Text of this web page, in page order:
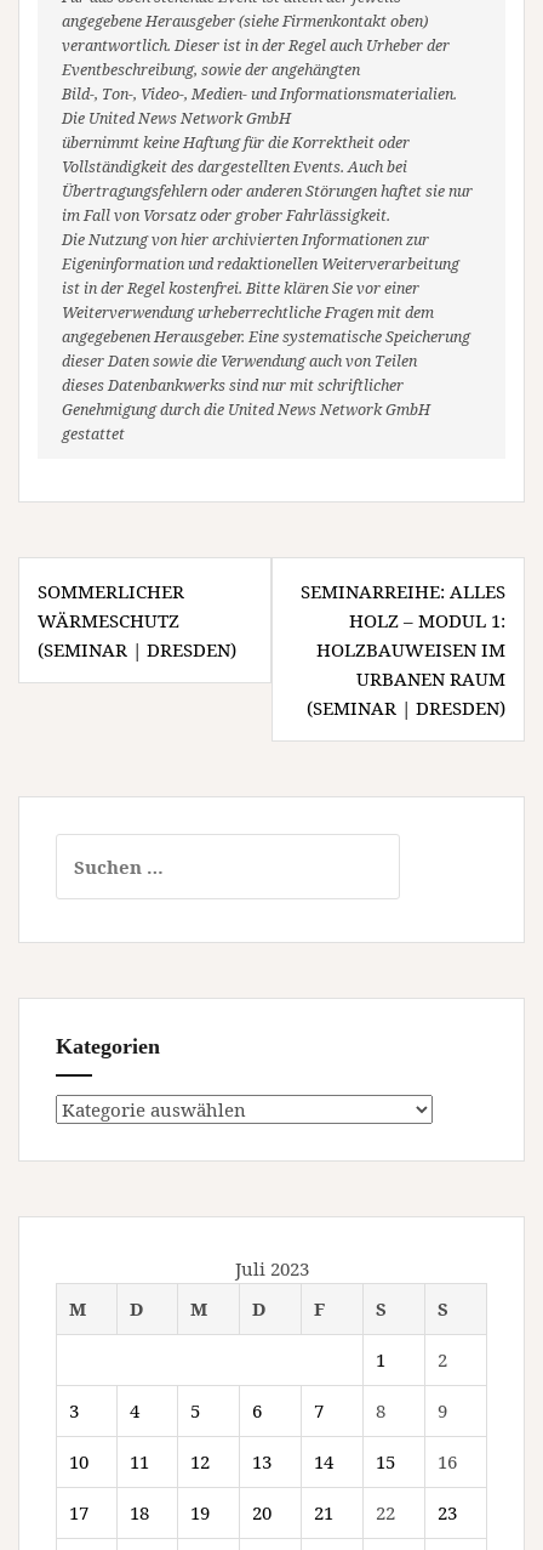
angegebene Herausgeber (siehe Firmenkontakt oben)
verantwortlich. Dieser ist in der Regel auch Urheber der
Eventbeschreibung, sowie der angehängten
Bild-, Ton-, Video-, Medien- und Informationsmaterialien.
Die United News Network GmbH
übernimmt keine Haftung für die Korrektheit oder
Vollständigkeit des dargestellten Events. Auch bei
Übertragungsfehlern oder anderen Störungen haftet sie nur
im Fall von Vorsatz oder grober Fahrlässigkeit.
Die Nutzung von hier archivierten Informationen zur
Eigeninformation und redaktionellen Weiterverarbeitung
ist in der Regel kostenfrei. Bitte klären Sie vor einer
Weiterverwendung urheberrechtliche Fragen mit dem
angegebenen Herausgeber. Eine systematische Speicherung
dieser Daten sowie die Verwendung auch von Teilen
dieses Datenbankwerks sind nur mit schriftlicher
Genehmigung durch die United News Network GmbH
gestattet
Beitragsnavigation
SOMMERLICHER
WÄRMESCHUTZ
(SEMINAR | DRESDEN)
SEMINARREIHE: ALLES
HOLZ – MODUL 1:
HOLZBAUWEISEN IM
URBANEN RAUM
(SEMINAR | DRESDEN)
nach:
Kategorien
Kategorien
Juli 2023
M
D M D F S S
1 2
3 4 5 6 7 8 9
10 11 12 13 14 15 16
17 18 19 20 21 22 23